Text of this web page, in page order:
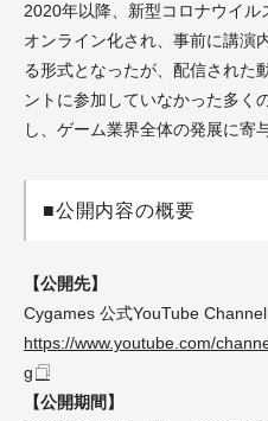
2020年以降、新型コロナウイ
オンライン化され、事前に講演
る形式となったが、配信された
ントに参加していなかった多く
し、ゲーム業界全体の発展に寄
■公開内容の概要
【公開先】
Cygames 公式YouTube Channel
https://www.youtube.com/
g
【公開期間】